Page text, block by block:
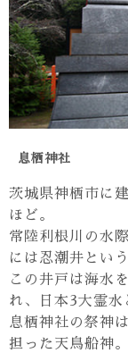
息栖神社
茨城県神栖市に
ほど。
常陸利根川の水
には忍潮井とい
この井戸は海水
れ、日本3大霊水
息栖神社の祭神
担った天鳥船神。